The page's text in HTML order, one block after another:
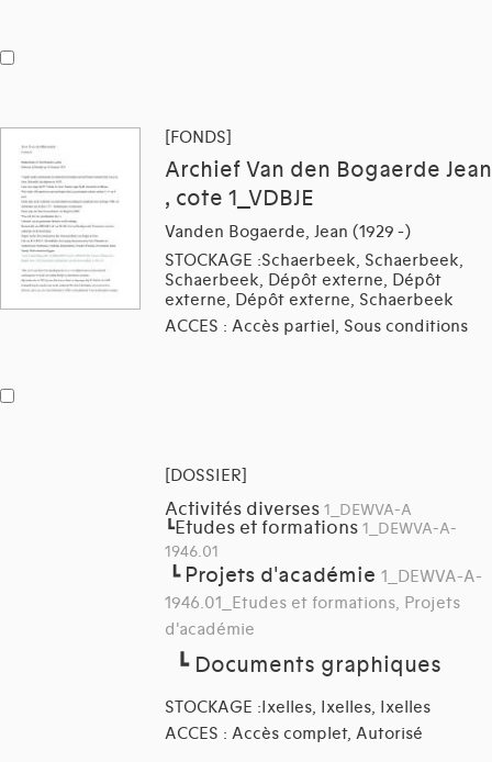
[FONDS]
Archief Van den Bogaerde Jean
, cote 1_VDBJE
Vanden Bogaerde, Jean (1929 -)
STOCKAGE :Schaerbeek, Schaerbeek,
Schaerbeek, Dépôt externe, Dépôt
externe, Dépôt externe, Schaerbeek
ACCES : Accès partiel, Sous conditions
[DOSSIER]
Activités diverses 1_DEWVA-A
┗Etudes et formations 1_DEWVA-A-
1946.01
┗ Projets d'académie 1_DEWVA-A-
1946.01_Etudes et formations, Projets
d'académie
┗Documents graphiques
STOCKAGE :Ixelles, Ixelles, Ixelles
ACCES : Accès complet, Autorisé